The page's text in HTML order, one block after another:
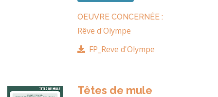
OEUVRE CONCERNÉE :
Rêve d'Olympe
FP_Reve d'Olympe
Têtes de mule